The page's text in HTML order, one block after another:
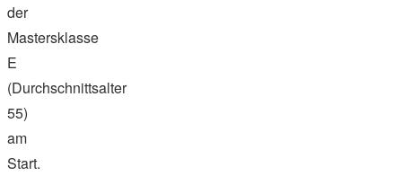
der
Mastersklasse
E
(Durchschnittsalter
55)
am
Start.